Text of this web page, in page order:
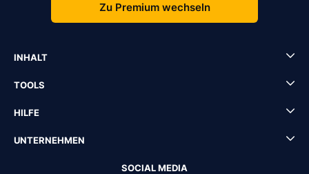
Zu Premium wechseln
INHALT
TOOLS
HILFE
UNTERNEHMEN
SOCIAL MEDIA